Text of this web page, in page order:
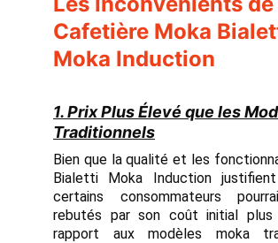
Cafetière Moka
Moka Induction
1. Prix Plus Élevé que les
Traditionnels
Bien que la qualité et les
Bialetti Moka Induction
certains consommateurs
rebutés par son coût initial plus
rapport aux modèles moka